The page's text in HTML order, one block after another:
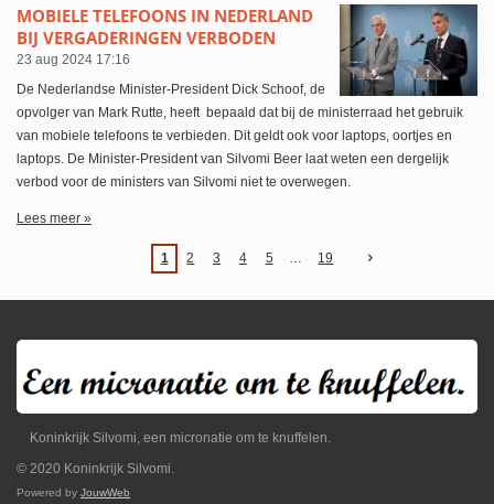
MOBIELE TELEFOONS IN NEDERLAND
BIJ VERGADERINGEN VERBODEN
23 aug 2024 17:16
De Nederlandse Minister-President Dick Schoof, de
opvolger van Mark Rutte, heeft bepaald dat bij de ministerraad het gebruik
van mobiele telefoons te verbieden. Dit geldt ook voor laptops, oortjes en
laptops. De Minister-President van Silvomi Beer laat weten een dergelijk
verbod voor de ministers van Silvomi niet te overwegen.
Lees meer »
1 2 3 4 5 19
Koninkrijk Silvomi, een micronatie om te knuffelen.
© 2020 Koninkrijk Silvomi.
Powered by JouwWeb